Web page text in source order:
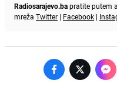
Radiosarajevo.bapratite putem
mreža Twitter | Facebook |